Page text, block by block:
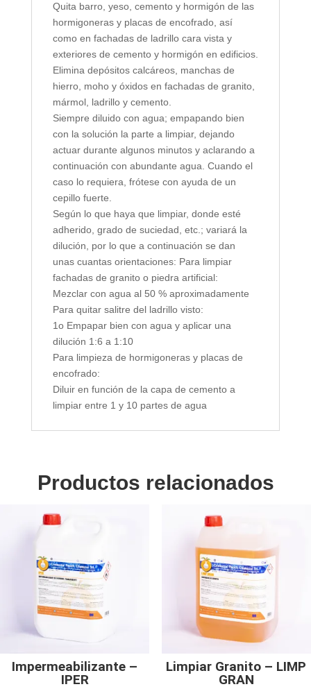
Quita barro, yeso, cemento y hormigón de las
hormigoneras y placas de encofrado, así
como en fachadas de ladrillo cara vista y
exteriores de cemento y hormigón en edificios.
Elimina depósitos calcáreos, manchas de
hierro, moho y óxidos en fachadas de granito,
mármol, ladrillo y cemento.
Siempre diluido con agua; empapando bien
con la solución la parte a limpiar, dejando
actuar durante algunos minutos y aclarando a
continuación con abundante agua. Cuando el
caso lo requiera, frótese con ayuda de un
cepillo fuerte.
Según lo que haya que limpiar, donde esté
adherido, grado de suciedad, etc.; variará la
dilución, por lo que a continuación se dan
unas cuantas orientaciones: Para limpiar
fachadas de granito o piedra artificial:
Mezclar con agua al 50 % aproximadamente
Para quitar salitre del ladrillo visto:
1o Empapar bien con agua y aplicar una
dilución 1:6 a 1:10
Para limpieza de hormigoneras y placas de
encofrado:
Diluir en función de la capa de cemento a
limpiar entre 1 y 10 partes de agua
Productos relacionados
Impermeabilizante –
IPER
Limpiar Granito – LIMP
GRAN